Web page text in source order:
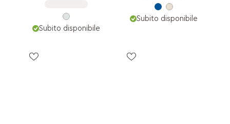
Subito disponibile
Subito disponibile